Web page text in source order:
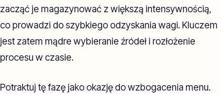
zacząć je magazynować z większą intensywnością,
co prowadzi do szybkiego odzyskania wagi. Kluczem
jest zatem mądre wybieranie źródeł i rozłożenie
procesu w czasie.
Potraktuj tę fazę jako okazję do wzbogacenia menu.